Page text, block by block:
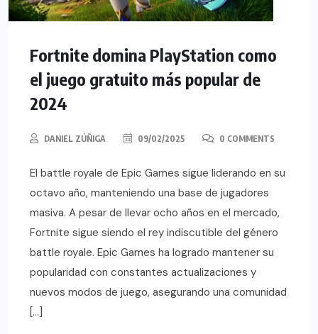
Fortnite domina PlayStation como
el juego gratuito más popular de
2024
DANIEL ZÚÑIGA 09/02/2025 0 COMMENTS
El battle royale de Epic Games sigue liderando en su
octavo año, manteniendo una base de jugadores
masiva. A pesar de llevar ocho años en el mercado,
Fortnite sigue siendo el rey indiscutible del género
battle royale. Epic Games ha logrado mantener su
popularidad con constantes actualizaciones y
nuevos modos de juego, asegurando una comunidad
[…]